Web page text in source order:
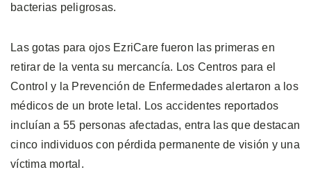
bacterias peligrosas.
Las gotas para ojos EzriCare fueron las primeras en
retirar de la venta su mercancía. Los Centros para el
Control y la Prevención de Enfermedades alertaron a los
médicos de un brote letal. Los accidentes reportados
incluían a 55 personas afectadas, entra las que destacan
cinco individuos con pérdida permanente de visión y una
víctima mortal.